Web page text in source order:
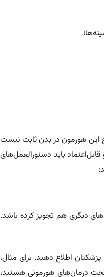
این هورمون در بدن ثابت نیست
باید دستورالعمل‌های
دیگری هم تجویز کرده باشد.
اطلاع دهید. برای مثال،
درمان‌های هورمونی هستید،